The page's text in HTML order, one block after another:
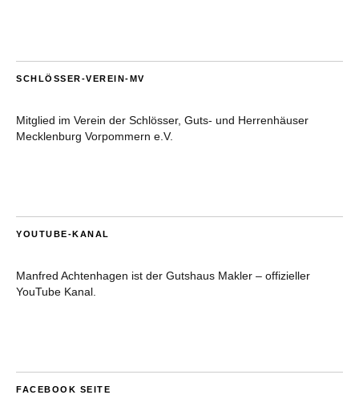
SCHLÖSSER-VEREIN-MV
Mitglied im Verein der Schlösser, Guts- und Herrenhäuser
Mecklenburg Vorpommern e.V.
YOUTUBE-KANAL
Manfred Achtenhagen ist der Gutshaus Makler – offizieller
YouTube Kanal.
FACEBOOK SEITE